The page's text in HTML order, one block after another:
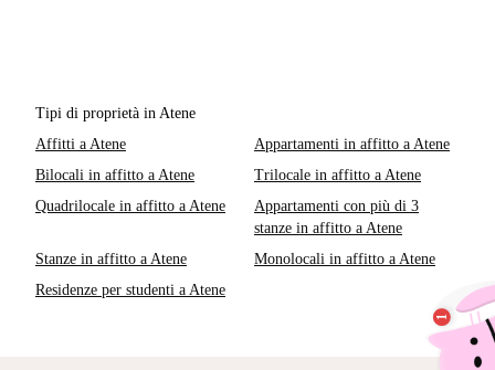
Tipi di proprietà in Atene
Affitti a Atene
Appartamenti in affitto a Atene
Bilocali in affitto a Atene
Trilocale in affitto a Atene
Quadrilocale in affitto a Atene
Appartamenti con più di 3
stanze in affitto a Atene
Stanze in affitto a Atene
Monolocali in affitto a Atene
Residenze per studenti a Atene